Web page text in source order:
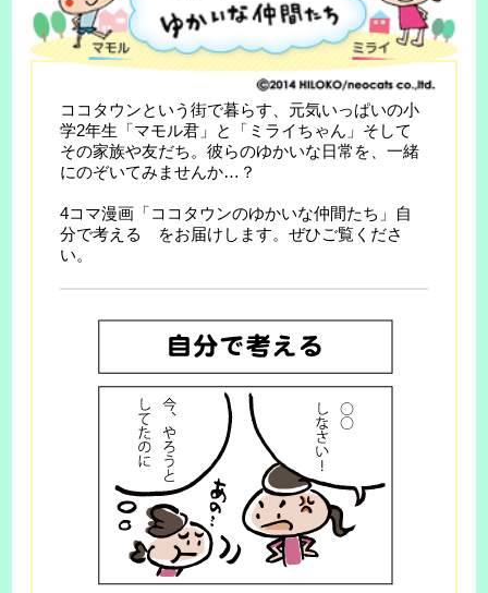
ココタウンという街で暮らす、元気いっぱいの小
学2年生「マモル君」と「ミライちゃん」そして
その家族や友だち。彼らのゆかいな日常を、一緒
にのぞいてみませんか…？
4コマ漫画「ココタウンのゆかいな仲間たち」自
分で考える をお届けします。ぜひご覧くださ
い。